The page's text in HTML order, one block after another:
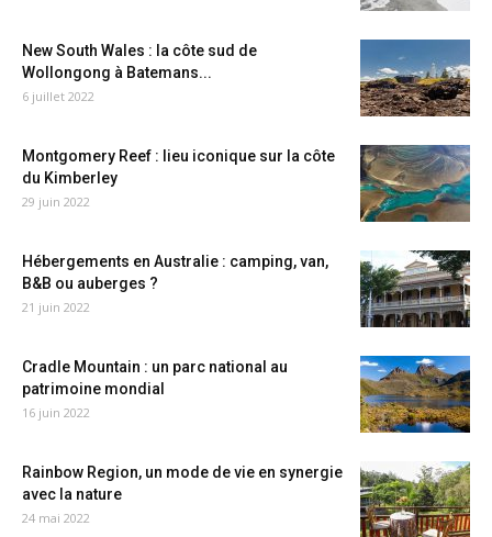
New South Wales : la côte sud de
Wollongong à Batemans...
6 juillet 2022
Montgomery Reef : lieu iconique sur la côte
du Kimberley
29 juin 2022
Hébergements en Australie : camping, van,
B&B ou auberges ?
21 juin 2022
Cradle Mountain : un parc national au
patrimoine mondial
16 juin 2022
Rainbow Region, un mode de vie en synergie
avec la nature
24 mai 2022